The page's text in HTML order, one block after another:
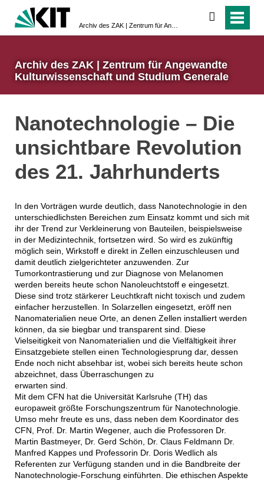
suchen
Archiv des ZAK | Zentrum für Angewandte
Kulturwissenschaft und Studium Generale
Nanotechnologie – Die
unsichtbare Revolution
des 21. Jahrhunderts
In den Vorträgen wurde deutlich, dass Nanotechnologie in den
unterschiedlichsten Bereichen zum Einsatz kommt und sich mit
ihr der Trend zur Verkleinerung von Bauteilen, beispielsweise
in der Medizintechnik, fortsetzen wird. So wird es zukünftig
möglich sein, Wirkstoff e direkt in Zellen einzuschleusen und
damit deutlich zielgerichteter anzuwenden. Zur
Tumorkontrastierung und zur Diagnose von Melanomen
werden bereits heute schon Nanoleuchtstoff e eingesetzt.
Diese sind trotz stärkerer Leuchtkraft nicht toxisch und zudem
einfacher herzustellen. In Solarzellen eingesetzt, eröff nen
Nanomaterialien neue Orte, an denen Zellen installiert werden
können, da sie biegbar und transparent sind. Diese
Vielseitigkeit von Nanomaterialien und die Vielfältigkeit ihrer
Einsatzgebiete stellen einen Technologiesprung dar, dessen
Ende noch nicht absehbar ist, wobei sich bereits heute schon
abzeichnet, dass Überraschungen zu
erwarten sind.
Mit dem CFN hat die Universität Karlsruhe (TH) das
europaweit größte Forschungszentrum für Nanotechnologie.
Umso mehr freute es uns, dass neben dem Koordinator des
CFN, Prof. Dr. Martin Wegener, auch die Professoren Dr.
Martin Bastmeyer, Dr. Gerd Schön, Dr. Claus Feldmann Dr.
Manfred Kappes und Professorin Dr. Doris Wedlich als
Referenten zur Verfügung standen und in die Bandbreite der
Nanotechnologie-Forschung einführten. Die ethischen Aspekte